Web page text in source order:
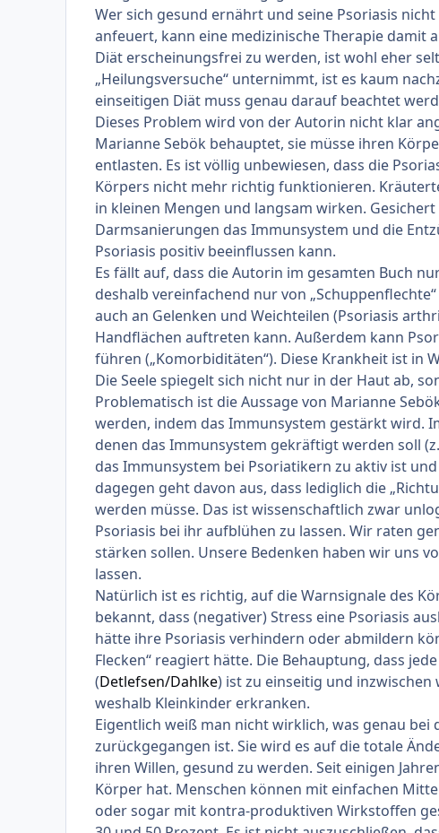
Wer sich gesund ernährt und seine Psoriasis
anfeuert, kann eine medizinische Therapie damit
Diät erscheinungsfrei zu werden, ist wohl eher
„Heilungsversuche“ unternimmt, ist es kaum
einseitigen Diät muss genau darauf beachtet
Dieses Problem wird von der Autorin nicht klar
Marianne Sebök behauptet, sie müsse ihren
entlasten. Es ist völlig unbewiesen, dass die
Körpers nicht mehr richtig funktionieren.
in kleinen Mengen und langsam wirken.
Darmsanierungen das Immunsystem und die
Psoriasis positiv beeinflussen kann.
Es fällt auf, dass die Autorin im gesamten Buch
deshalb vereinfachend nur von
auch an Gelenken und Weichteilen (Psoriasis
Handflächen auftreten kann. Außerdem kann
führen („Komorbiditäten“). Diese Krankheit ist in
Die Seele spiegelt sich nicht nur in der Haut ab,
Problematisch ist die Aussage von Marianne
werden, indem das Immunsystem gestärkt wird.
denen das Immunsystem gekräftigt werden soll
das Immunsystem bei Psoriatikern zu aktiv ist
dagegen geht davon aus, dass lediglich die
werden müsse. Das ist wissenschaftlich zwar
Psoriasis bei ihr aufblühen zu lassen. Wir raten
stärken sollen. Unsere Bedenken haben wir uns
lassen.
Natürlich ist es richtig, auf die Warnsignale des
bekannt, dass (negativer) Stress eine Psoriasis
hätte ihre Psoriasis verhindern oder abmildern
Flecken“ reagiert hätte. Die Behauptung, dass
(Detlefsen/Dahlke) ist zu einseitig und
weshalb Kleinkinder erkranken.
Eigentlich weiß man nicht wirklich, was genau
zurückgegangen ist. Sie wird es auf die totale
ihren Willen, gesund zu werden. Seit einigen
Körper hat. Menschen können mit einfachen
oder sogar mit kontra-produktiven Wirkstoffen